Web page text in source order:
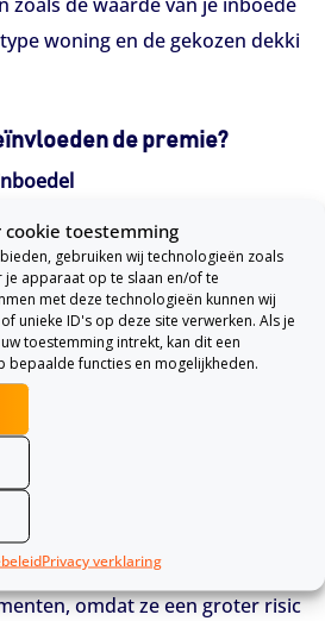
cookie toestemming
gebruiken wij technologieën zoals
apparaat op te slaan en/of te
met deze technologieën kunnen wij
unieke ID's op deze site verwerken. Als je
toestemming intrekt, kan dit een
bepaalde functies en mogelijkheden.
Privacy verklaring
woning en de gekozen dekki
de premie?
werken met een in
onderverzekering te voorko
of regio’s met een hoger risico
is de premie vaak hoger d
gebieden.
hebben doorgaans een hogere
omdat ze een groter risic